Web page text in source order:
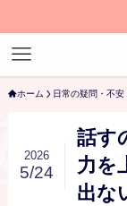
ホーム 日常の疑問・不安
話す
力を
出な
2026
5/24